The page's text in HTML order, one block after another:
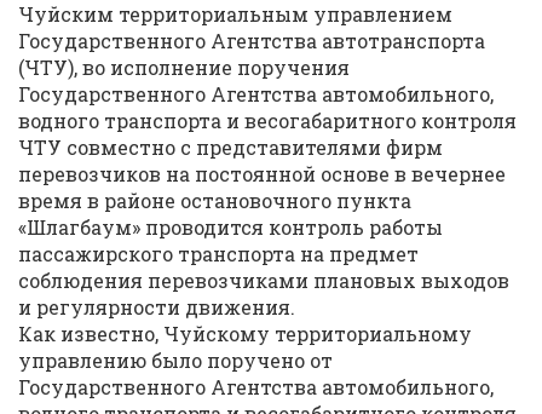
Чуйским территориальным управлением
Государственного Агентства автотранспорта
(ЧТУ), во исполнение поручения
Государственного Агентства автомобильного,
водного транспорта и весогабаритного контроля
ЧТУ совместно с представителями фирм
перевозчиков на постоянной основе в вечернее
время в районе остановочного пункта
«Шлагбаум» проводится контроль работы
пассажирского транспорта на предмет
соблюдения перевозчиками плановых выходов
и регулярности движения.
Как известно, Чуйскому территориальному
управлению было поручено от
Государственного Агентства автомобильного,